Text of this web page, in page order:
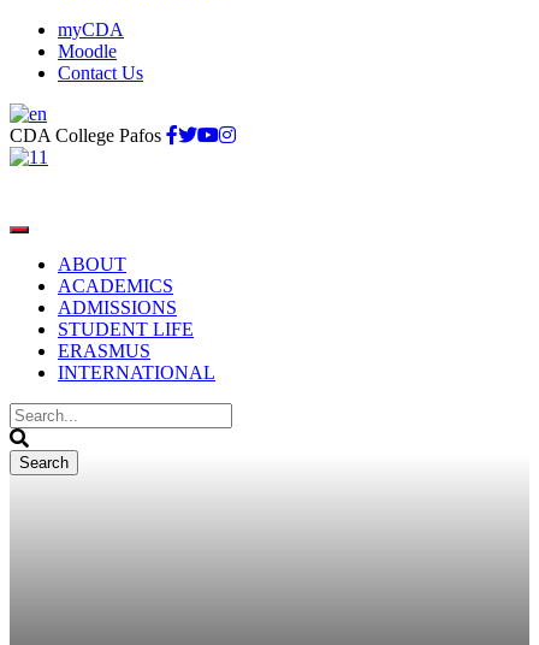
myCDA
Moodle
Contact Us
CDA College Pafos
ABOUT
ACADEMICS
ADMISSIONS
STUDENT LIFE
ERASMUS
INTERNATIONAL